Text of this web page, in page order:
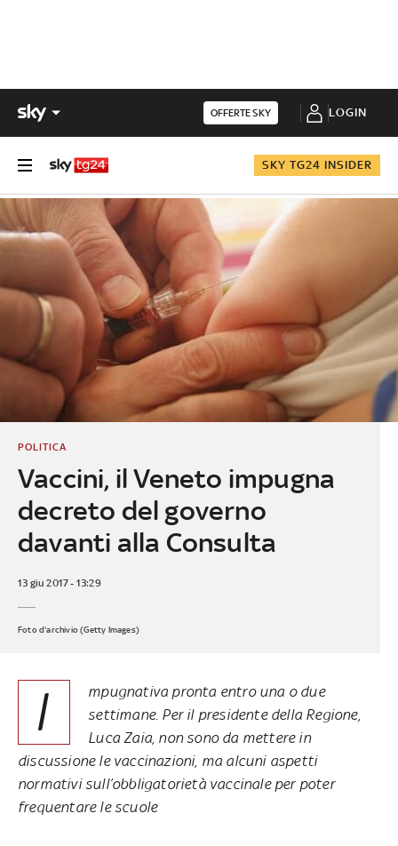
OFFERTE SKY LOGIN
SKY TG24 INSIDER
Vaccini, il Veneto impugna
decreto del governo
davanti alla Consulta
POLITICA
13 giu 2017 - 13:29
Foto d'archivio (Getty Images)
I
mpugnativa pronta entro una o due
settimane. Per il presidente della Regione,
Luca Zaia, non sono da mettere in
discussione le vaccinazioni, ma alcuni aspetti
normativi sull’obbligatorietàvaccinale per poter
frequentare le scuole